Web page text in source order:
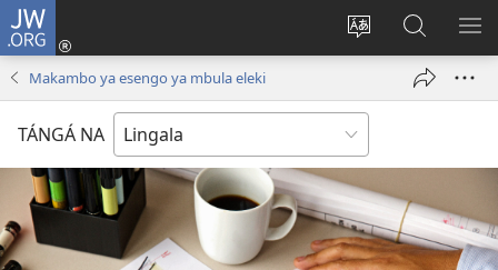
JW.ORG
Tyá
monɔkɔ
mosusu
Kokɔta
na
fenɛtrɛ
Luká
JW.ORG
Makambo ya esengo ya mbula eleki
TÁNGÁ NA